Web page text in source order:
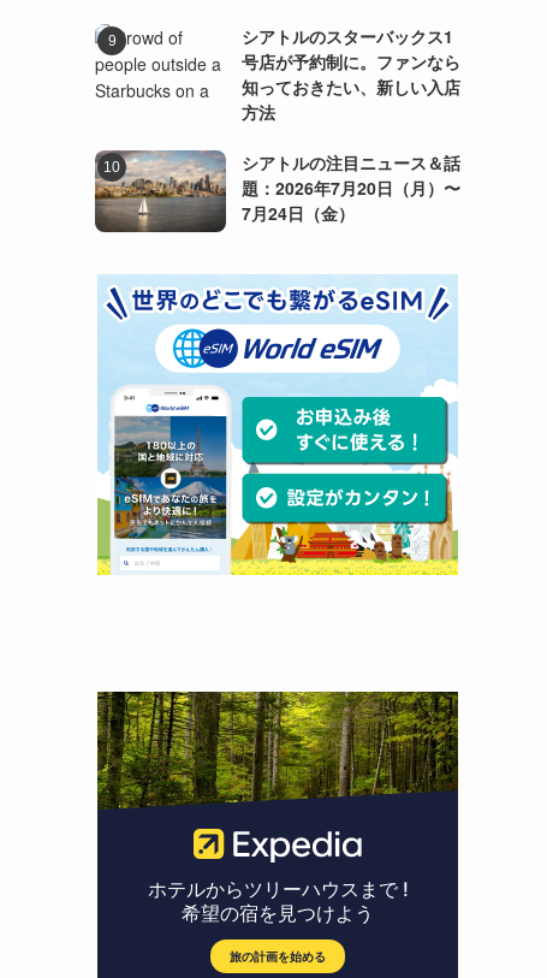
シアトルのスターバックス1
号店が予約制に。ファンなら
知っておきたい、新しい入店
方法
シアトルの注目ニュース＆話
題：2026年7月20日（月）〜
7月24日（金）